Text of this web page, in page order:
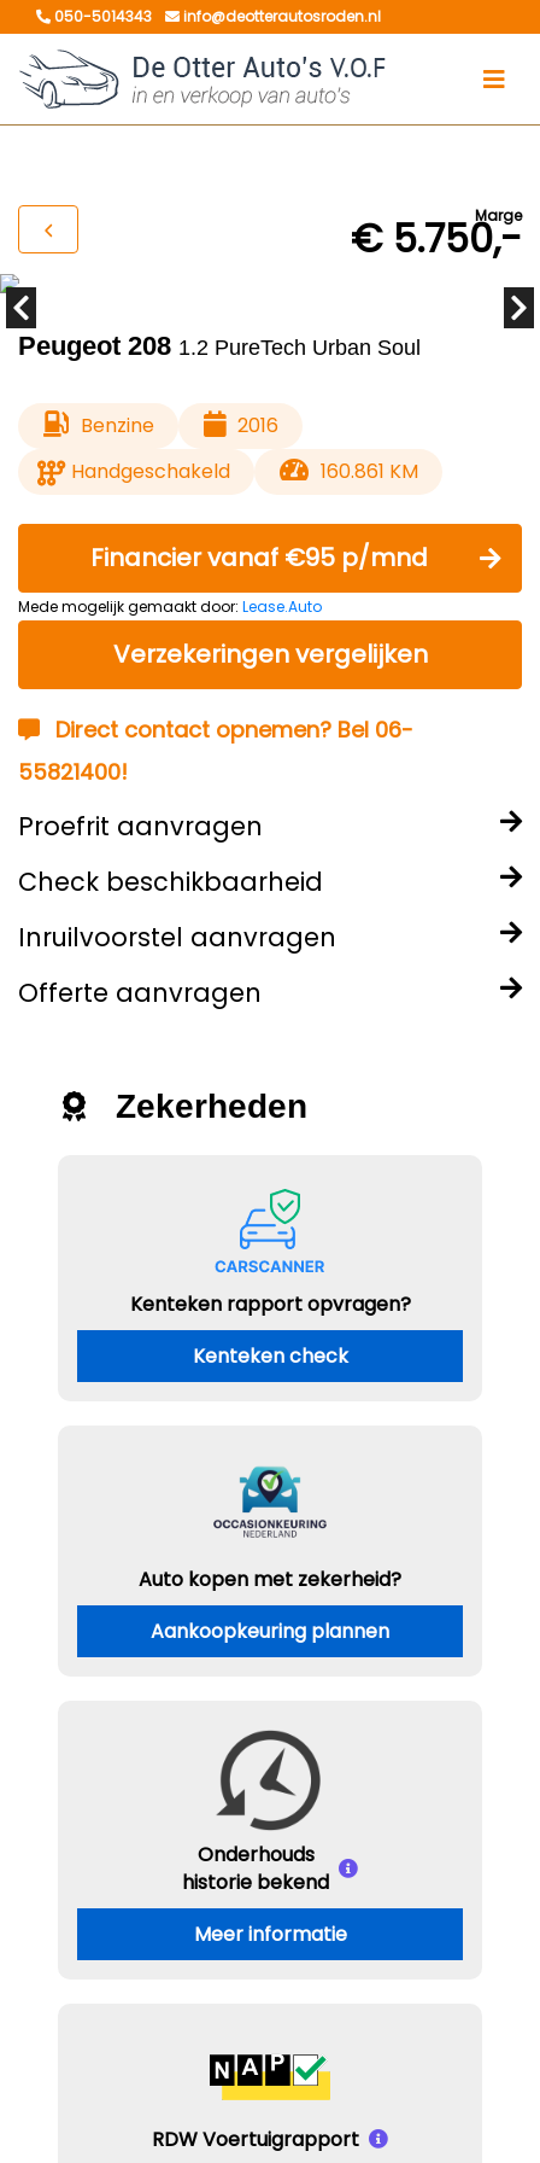
050-5014343 info@deotterautosroden.nl
Marge
€ 5.750,-
Peugeot 208 1.2 PureTech Urban Soul
Benzine
2016
Handgeschakeld
160.861 KM
Financier vanaf €95 p/mnd
Mede mogelijk gemaakt door: Lease.Auto
Verzekeringen vergelijken
Direct contact opnemen? Bel 06-
55821400!
Proefrit aanvragen
Check beschikbaarheid
Inruilvoorstel aanvragen
Offerte aanvragen
Zekerheden
Kenteken rapport opvragen?
Kenteken check
Auto kopen met zekerheid?
Aankoopkeuring plannen
Onderhouds
historie bekend
Meer informatie
RDW Voertuigrapport